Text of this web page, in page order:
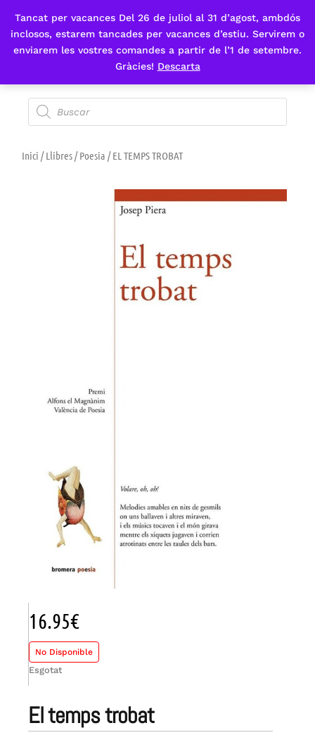
Tancat per vacances Del 26 de juliol al 31 d’agost, ambdós
inclosos, estarem tancades per vacances d’estiu. Servirem o
enviarem les vostres comandes a partir de l’1 de setembre.
Gràcies! Descarta
Fes-te'n sòcia
Inici /Llibres/Poesia / EL TEMPS TROBAT
el temps trobat
16.95€
No Disponible
Esgotat